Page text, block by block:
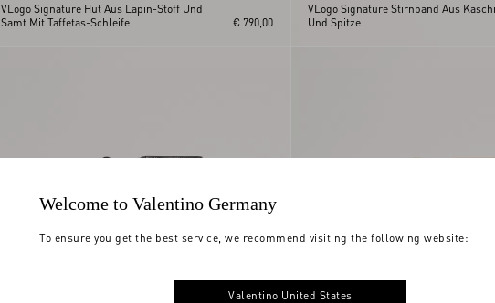
VLogo Signature Hut Aus Lapin-Stoff Und
Samt Mit Taffetas-Schleife
€ 790,00
VLogo Signature Stirnband Aus
Und Spitze
Welcome to Valentino Germany
To ensure you get the best service, we recommend visiting the following website:
Valentino United States